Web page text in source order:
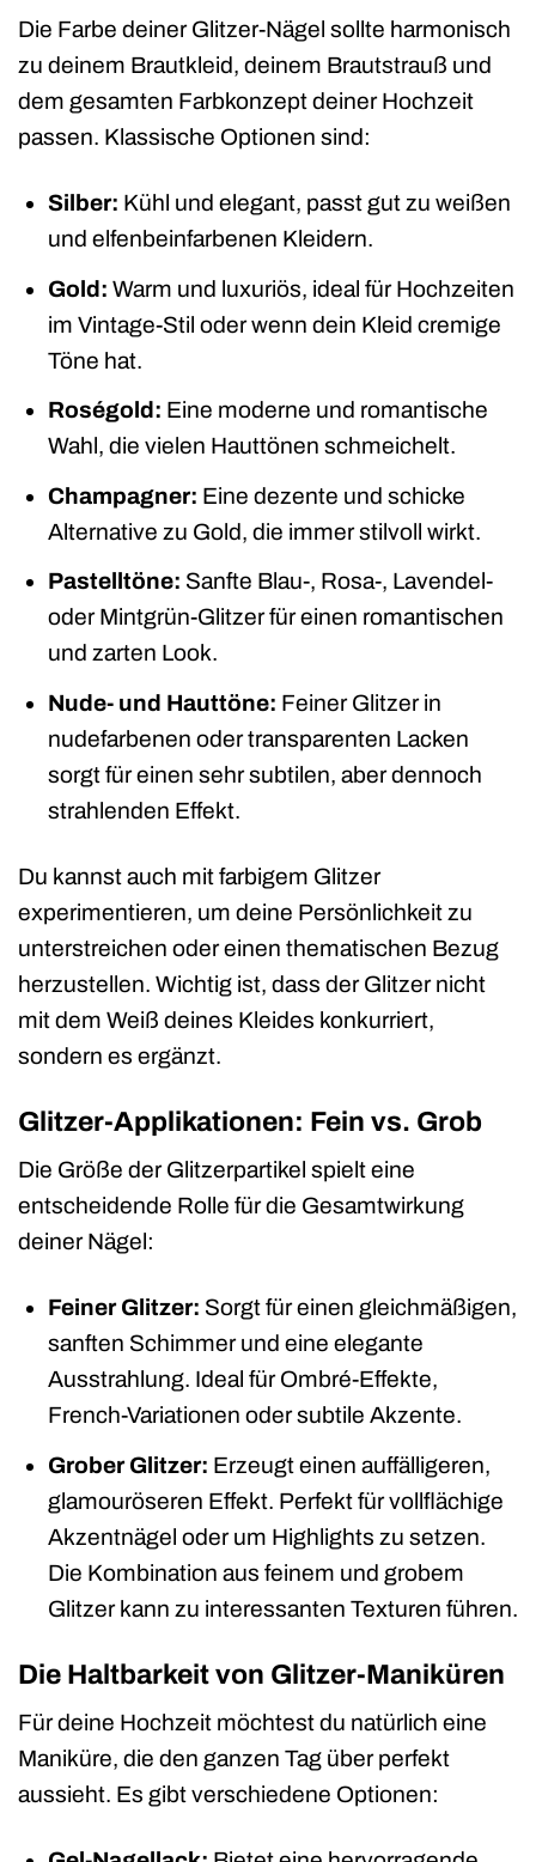
Die Farbe deiner Glitzer-Nägel sollte harmonisch
zu deinem Brautkleid, deinem Brautstrauß und
dem gesamten Farbkonzept deiner Hochzeit
passen. Klassische Optionen sind:
Silber: Kühl und elegant, passt gut zu weißen
und elfenbeinfarbenen Kleidern.
Gold: Warm und luxuriös, ideal für Hochzeiten
im Vintage-Stil oder wenn dein Kleid cremige
Töne hat.
Roségold: Eine moderne und romantische
Wahl, die vielen Hauttönen schmeichelt.
Champagner: Eine dezente und schicke
Alternative zu Gold, die immer stilvoll wirkt.
Pastelltöne: Sanfte Blau-, Rosa-, Lavendel-
oder Mintgrün-Glitzer für einen romantischen
und zarten Look.
Nude- und Hauttöne: Feiner Glitzer in
nudefarbenen oder transparenten Lacken
sorgt für einen sehr subtilen, aber dennoch
strahlenden Effekt.
Du kannst auch mit farbigem Glitzer
experimentieren, um deine Persönlichkeit zu
unterstreichen oder einen thematischen Bezug
herzustellen. Wichtig ist, dass der Glitzer nicht
mit dem Weiß deines Kleides konkurriert,
sondern es ergänzt.
Glitzer-Applikationen: Fein vs. Grob
Die Größe der Glitzerpartikel spielt eine
entscheidende Rolle für die Gesamtwirkung
deiner Nägel:
Feiner Glitzer: Sorgt für einen gleichmäßigen,
sanften Schimmer und eine elegante
Ausstrahlung. Ideal für Ombré-Effekte,
French-Variationen oder subtile Akzente.
Grober Glitzer: Erzeugt einen auffälligeren,
glamouröseren Effekt. Perfekt für vollflächige
Akzentnägel oder um Highlights zu setzen.
Die Kombination aus feinem und grobem
Glitzer kann zu interessanten Texturen führen.
Die Haltbarkeit von Glitzer-Maniküren
Für deine Hochzeit möchtest du natürlich eine
Maniküre, die den ganzen Tag über perfekt
aussieht. Es gibt verschiedene Optionen: